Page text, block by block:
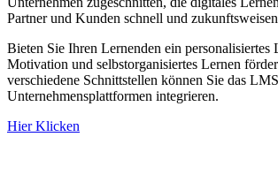
Partner und Kunden schnell und
Bieten Sie Ihren Lernenden ein personalisiertes
Motivation und selbstorganisiertes Lernen
verschiedene Schnittstellen können Sie das
Unternehmensplattformen integrieren.
Hier Klicken